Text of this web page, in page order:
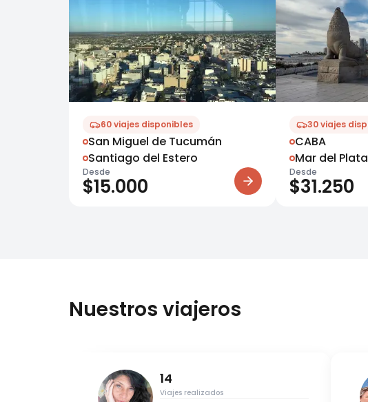
60viajes disponibles
San Miguel de Tucumán
Santiago del Estero
Desde
$15.000
30viajes
CABA
Mar del Plata
Desde
$31.250
Nuestros viajeros
14
Viajes realizados